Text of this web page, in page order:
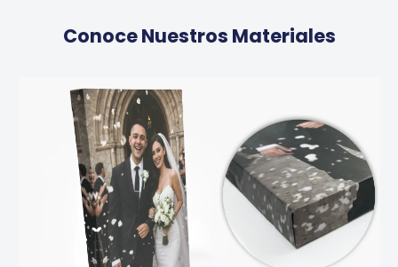
Conoce Nuestros Materiales